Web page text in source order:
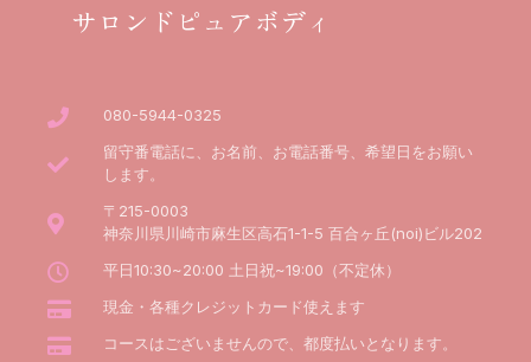
サロンドピュアボディ
080-5944-0325
留守番電話に、お名前、お電話番号、希望日をお願い
します。
〒215-0003
神奈川県川崎市麻生区高石1-1-5 百合ヶ丘(noi)ビル202
平日10:30~20:00 土日祝~19:00（不定休）
現金・各種クレジットカード使えます
コースはございませんので、都度払いとなります。